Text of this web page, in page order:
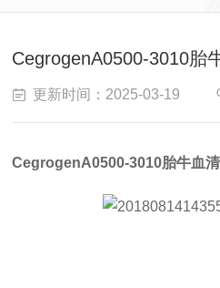
CegrogenA0500-3010胎
更新时间：2025-03-19
CegrogenA0500-3010胎牛血